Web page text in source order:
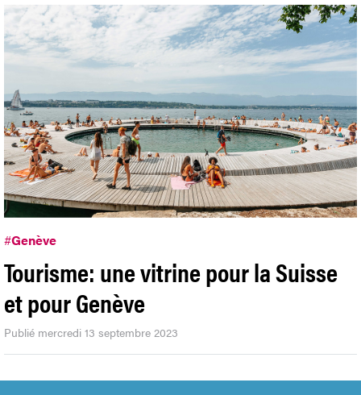
#Genève
Tourisme: une vitrine pour la Suisse
et pour Genève
Publié mercredi 13 septembre 2023